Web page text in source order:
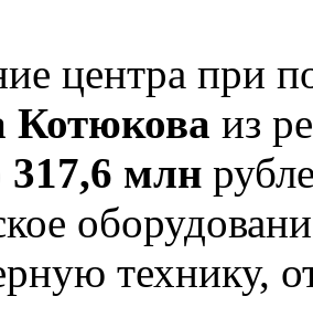
центра при
из
317,6 млн
технику,